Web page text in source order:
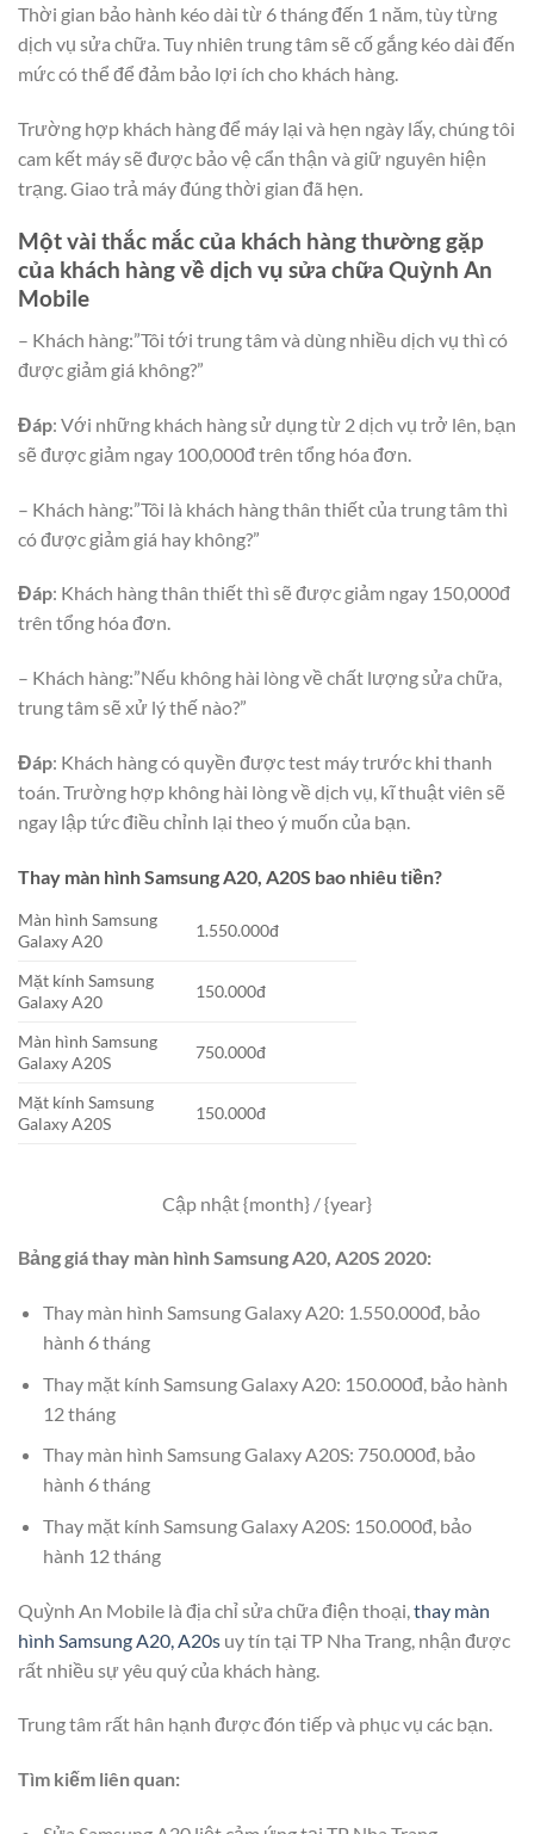
Thời gian bảo hành kéo dài từ 6 tháng đến 1 năm, tùy từng
dịch vụ sửa chữa. Tuy nhiên trung tâm sẽ cố gắng kéo dài đến
mức có thể để đảm bảo lợi ích cho khách hàng.
Trường hợp khách hàng để máy lại và hẹn ngày lấy, chúng tôi
cam kết máy sẽ được bảo vệ cẩn thận và giữ nguyên hiện
trạng. Giao trả máy đúng thời gian đã hẹn
Một vài thắc mắc của khách hàng thường gặp
của khách hàng về dịch vụ sửa chữa Quỳnh An
Mobile
– Khách hàng:”Tôi tới trung tâm và dùng nhiều dịch vụ thì có
được giảm giá không?”
Đáp: Với những khách hàng sử dụng từ 2 dịch vụ trở lên, bạn
sẽ được giảm ngay 100,000đ trên tổng hóa đơn.
– Khách hàng:”Tôi là khách hàng thân thiết của trung tâm thì
có được giảm giá hay không?”
Đáp: Khách hàng thân thiết thì sẽ được giảm ngay 150,000đ
trên tổng hóa đơn.
– Khách hàng:”Nếu không hài lòng về chất lượng sửa chữa,
trung tâm sẽ xử lý thế nào?”
Đáp: Khách hàng có quyền được test máy trước khi thanh
toán. Trường hợp không hài lòng về dịch vụ, kĩ thuật viên sẽ
ngay lập tức điều chỉnh lại theo ý muốn của bạn.
Thay màn hình Samsung A20, A20S bao nhiêu tiền?
Màn hình Samsung
Galaxy A20
1.550.000đ
Mặt kính Samsung
Galaxy A20
150.000đ
Màn hình Samsung
Galaxy A20S
750.000đ
Mặt kính Samsung
Galaxy A20S
150.000đ
Cập nhật {month} / {year}
Bảng giá thay màn hình Samsung A20, A20S 2020:
Thay màn hình Samsung Galaxy A20: 1.550.000đ, bảo
hành 6 tháng
Thay mặt kính Samsung Galaxy A20: 150.000đ, bảo hành
12 tháng
Thay màn hình Samsung Galaxy A20S: 750.000đ, bảo
hành 6 tháng
Thay mặt kính Samsung Galaxy A20S: 150.000đ, bảo
hành 12 tháng
Quỳnh An Mobile là địa chỉ sửa chữa điện thoại, thay màn
hình Samsung A20, A20s uy tín tại TP Nha Trang, nhận được
rất nhiều sự yêu quý của khách hàng.
Trung tâm rất hân hạnh được đón tiếp và phục vụ các bạn.
Tìm kiếm liên quan: